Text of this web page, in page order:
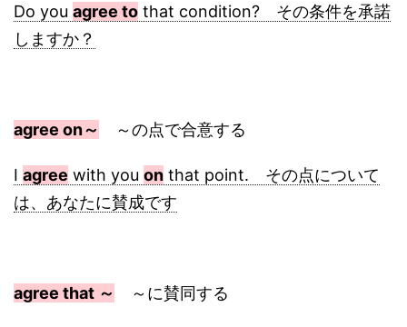
Do you agree to that condition? その条件を承諾
しますか？
agree on～ ～の点で合意する
I agree with you on that point. その点について
は、あなたに賛成です
agree that ～ ～に賛同する